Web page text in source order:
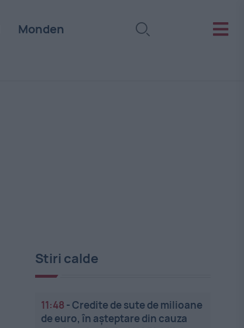
Monden
Stiri calde
11:48 -Credite de sute de milioane
de euro, în așteptare din cauza